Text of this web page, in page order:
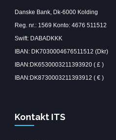
Danske Bank, Dk-6000 Kolding
Reg. nr.: 1569 Konto: 4676 511512
Swift: DABADKKK
IBAN: DK7030004676511512 (Dkr)
IBAN:DK6530003211393920 ( £ )
IBAN:DK8730003211393912 ( € )
Kontakt ITS